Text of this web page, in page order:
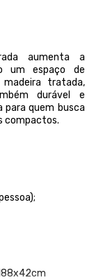
aumenta a
um espaço de
madeira tratada,
durável e
quem busca
compactos.